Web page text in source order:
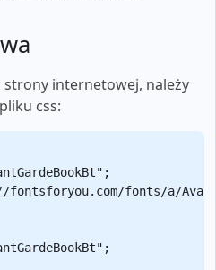
strony internetowej, należy
css:
fontsforyou.com/fonts/a/